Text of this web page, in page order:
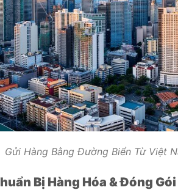
Gửi Hàng Bằng Đường Biển Từ Việt
Bị Hàng Hóa & Đóng Gói